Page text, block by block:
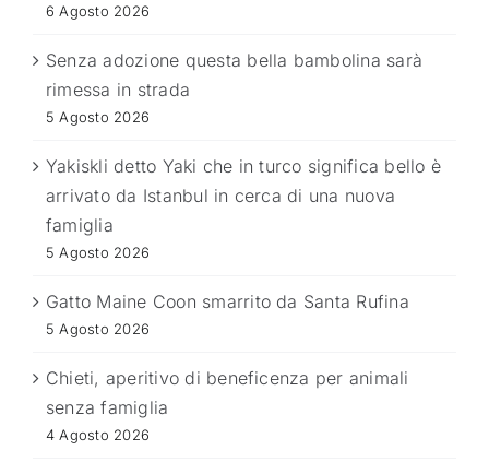
6 Agosto 2026
Senza adozione questa bella bambolina sarà
rimessa in strada
5 Agosto 2026
Yakiskli detto Yaki che in turco significa bello è
arrivato da Istanbul in cerca di una nuova
famiglia
5 Agosto 2026
Gatto Maine Coon smarrito da Santa Rufina
5 Agosto 2026
Chieti, aperitivo di beneficenza per animali
senza famiglia
4 Agosto 2026